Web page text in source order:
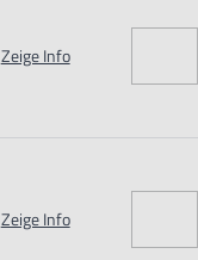
Zeige Info
Zeige Info